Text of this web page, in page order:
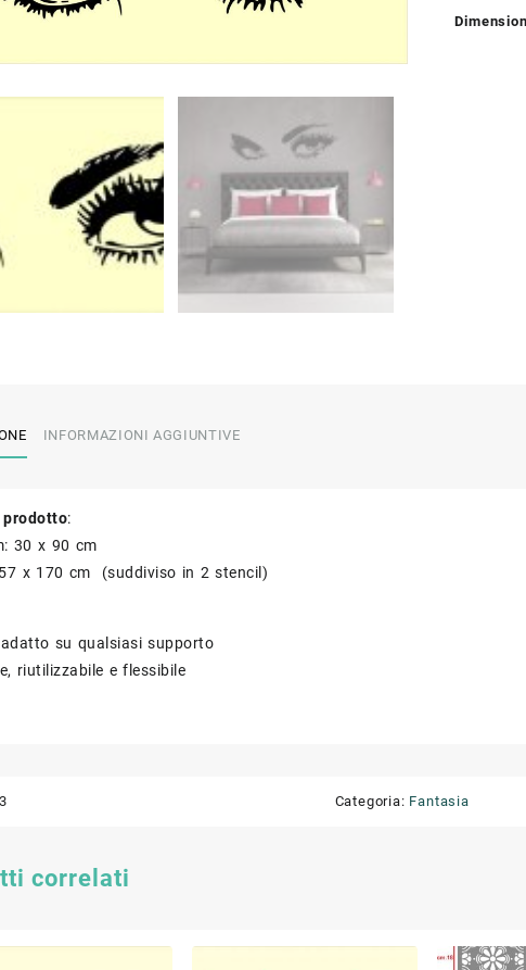
INFORMAZIONI AGGIUNTIVE
prodotto:
30 x 90 cm
x 170 cm (suddiviso in 2 stencil)
su qualsiasi supporto
riutilizzabile e flessibile
Categoria: Fantasia
correlati